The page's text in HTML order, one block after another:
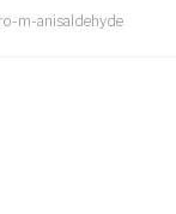
m-anisaldehyde